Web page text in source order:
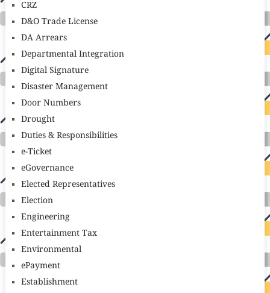
CRZ
D&O Trade License
DA Arrears
Departmental Integration
Digital Signature
Disaster Management
Door Numbers
Drought
Duties & Responsibilities
e-Ticket
eGovernance
Elected Representatives
Election
Engineering
Entertainment Tax
Environmental
ePayment
Establishment